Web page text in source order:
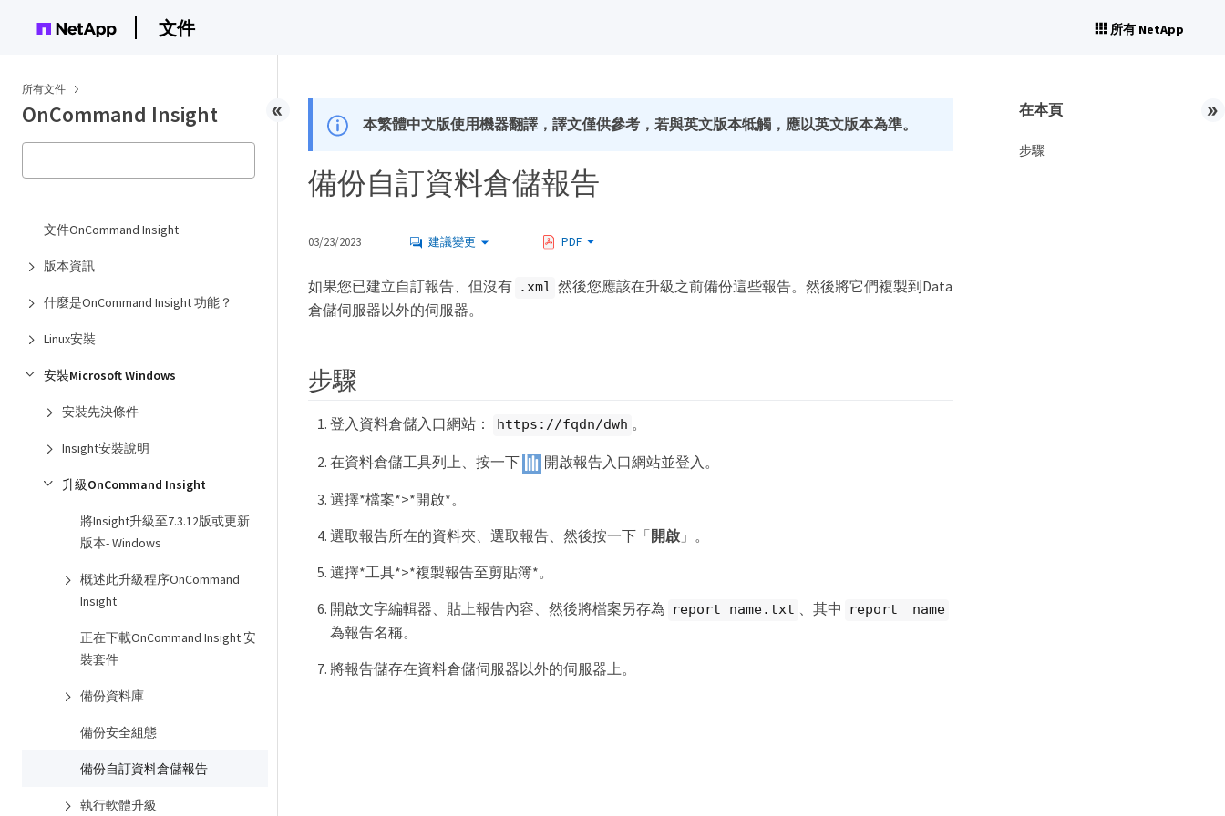
文件 所有 NetApp
所有文件
OnCommand Insight
文件OnCommand Insight
版本資訊
什麼是OnCommand Insight 功能？
Linux安裝
安裝Microsoft Windows
安裝先決條件
Insight安裝說明
升級OnCommand Insight
將Insight升級至7.3.12版或更新
版本- Windows
概述此升級程序OnCommand
Insight
正在下載OnCommand Insight 安
裝套件
備份資料庫
備份安全組態
備份自訂資料倉儲報告
執行軟體升級
本繁體中文版使用機器翻譯，譯文僅供參考，若與英文版本牴觸，應以英文版本為準。
備份自訂資料倉儲報告
03/23/2023 建議變更 PDF
如果您已建立自訂報告、但沒有 .xml 然後您應該在升級之前備份這些報告。然後將它們複製到Data
倉儲伺服器以外的伺服器。
步驟
登入資料倉儲入口網站： https://fqdn/dwh 。
在資料倉儲工具列上、按一下 開啟報告入口網站並登入。
選擇*檔案*>*開啟*。
選取報告所在的資料夾、選取報告、然後按一下「開啟」。
選擇*工具*>*複製報告至剪貼簿*。
開啟文字編輯器、貼上報告內容、然後將檔案另存為 report_name.txt 、其中 report _name
為報告名稱。
將報告儲存在資料倉儲伺服器以外的伺服器上。
在本頁
步驟